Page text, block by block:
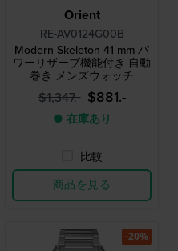
Orient
RE-AV0124G00B
Modern Skeleton 41 mm パ
ワーリザーブ機能付き 自動
巻き メンズウォッチ
$1,347.- $881.-
● 在庫あり
比較
商品を見る
-20%